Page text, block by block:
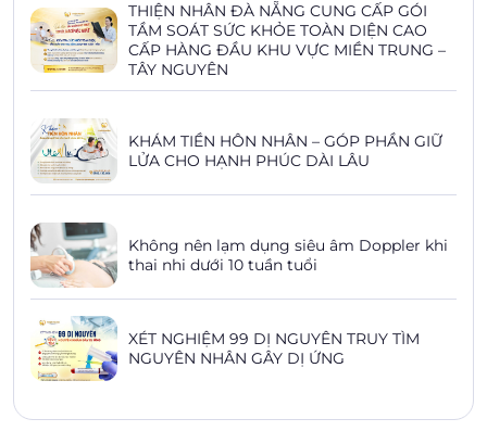
THIỆN NHÂN ĐÀ NẴNG CUNG CẤP GÓI
TẦM SOÁT SỨC KHỎE TOÀN DIỆN CAO
CẤP HÀNG ĐẦU KHU VỰC MIỀN TRUNG –
TÂY NGUYÊN
KHÁM TIỀN HÔN NHÂN – GÓP PHẦN GIỮ
LỬA CHO HẠNH PHÚC DÀI LÂU
Không nên lạm dụng siêu âm Doppler khi
thai nhi dưới 10 tuần tuổi
XÉT NGHIỆM 99 DỊ NGUYÊN TRUY TÌM
NGUYÊN NHÂN GÂY DỊ ỨNG